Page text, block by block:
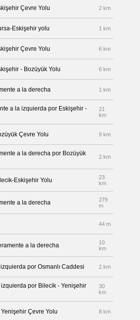
Çevre Yolu 2 km
Eskişehir yolu 1 km
Çevre Yolu 6 km
- Bozüyük Yolu 6 km
a la derecha 1 km
a la izquierda por Eskişehir -
21
km
Çevre Yolu 9 km
a la derecha por Bozüyük
2 km
Eskişehir Yolu
23
km
a la derecha
279
m
44 m
a la derecha
10
km
por Osmanlı Caddesi 2 km
por Bilecik - Yenişehir
30
km
Çevre Yolu 8 km